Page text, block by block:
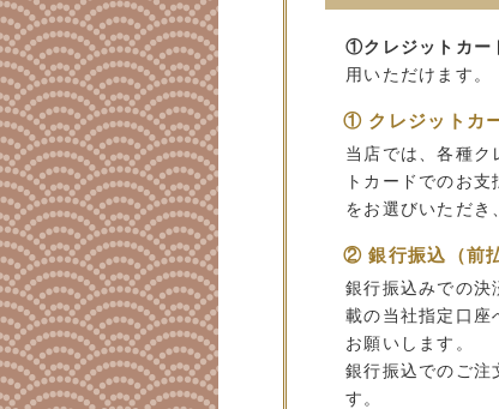
①クレジットカ
用いただけます。
① クレジットカ
当店では、各種ク
トカードでのお
をお選びいただき
② 銀行振込（前
銀行振込みでの決
載の当社指定口座
お願いします。
銀行振込でのご注
す。